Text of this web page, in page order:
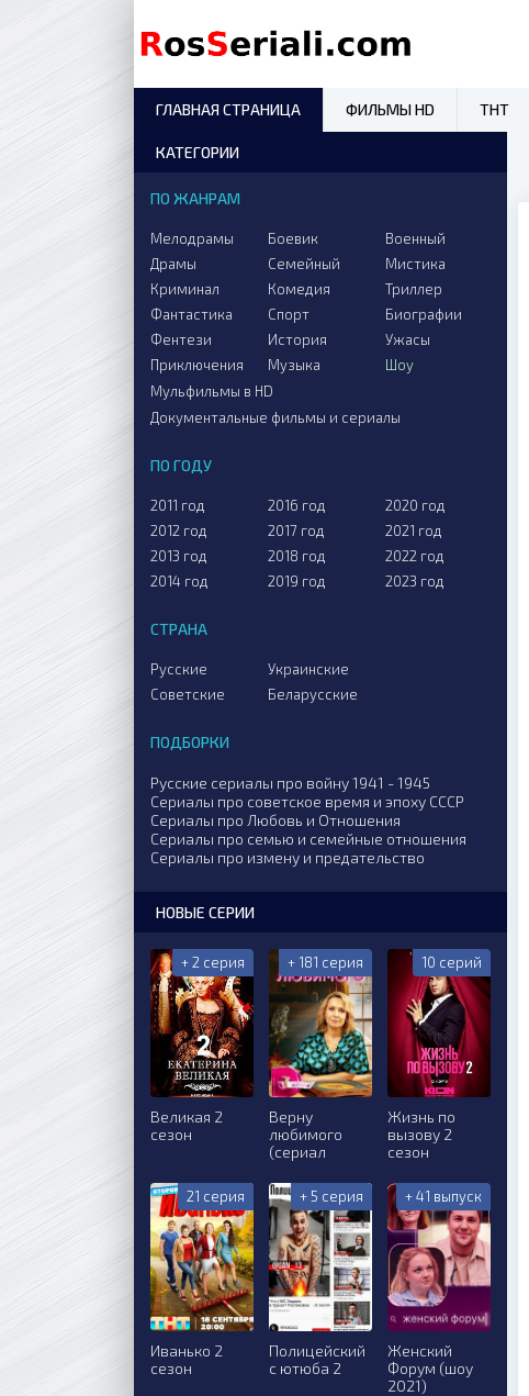
КАТЕГОРИИ
ПО ЖАНРАМ
Мелодрамы
Драмы
Криминал
Боевик
Семейный
Комедия
Военный
Мистика
Триллер
Фантастика
Фентези
Приключения
Спорт
История
Музыка
Биографии
Ужасы
Шоу
Мульфильмы в HD
Документальные фильмы и сериалы
ПО ГОДУ
2011 год
2012 год
2013 год
2014 год
2016 год
2017 год
2018 год
2019 год
2020 год
2021 год
2022 год
2023 год
СТРАНА
Русские
Советские
Украинские
Беларусские
ПОДБОРКИ
Русские сериалы про войну 1941 - 1945
Сериалы про советское время и эпоху СССР
Сериалы про Любовь и Отношения
Сериалы про семью и семейные отношения
Сериалы про измену и предательство
НОВЫЕ СЕРИИ
+ 2 серия
Великая 2
сезон
+ 181 серия
Верну
любимого
(сериал
10 серий
Жизнь по
вызову 2
сезон
21 серия
Иванько 2
сезон
+ 5 серия
Полицейский
с ютюба 2
+ 41 выпуск
Женский
Форум (шоу
2021)
ГЛАВНАЯ СТРАНИЦА ФИЛЬМЫ HD ТНТ